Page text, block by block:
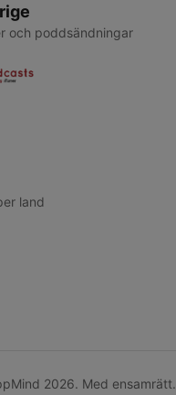
och poddsändningar
land
2026. Med ensamrätt.